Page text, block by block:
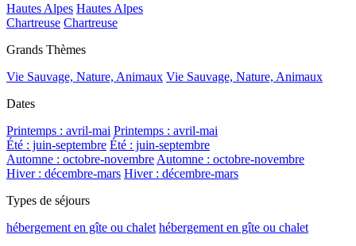
Hautes Alpes Hautes Alpes
Chartreuse Chartreuse
Grands Thèmes
Vie Sauvage, Nature, Animaux Vie Sauvage, Nature, Animaux
Dates
Printemps : avril-mai Printemps : avril-mai
Été : juin-septembre Été : juin-septembre
Automne : octobre-novembre Automne : octobre-novembre
Hiver : décembre-mars Hiver : décembre-mars
Types de séjours
hébergement en gîte ou chalet hébergement en gîte ou chalet